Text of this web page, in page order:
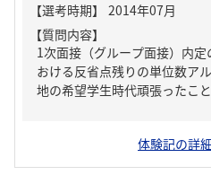
【質問内容】
1次面接（グループ面接）内
おける反省点残りの単位数ア
地の希望学生時代頑張ったこ
体験記の詳